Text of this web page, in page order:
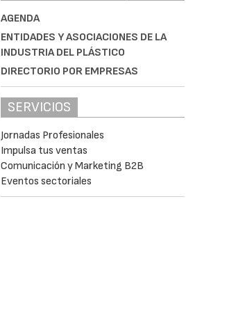
AGENDA
ENTIDADES Y ASOCIACIONES DE LA
INDUSTRIA DEL PLÁSTICO
DIRECTORIO POR EMPRESAS
SERVICIOS
Jornadas Profesionales
Impulsa tus ventas
Comunicación y Marketing B2B
Eventos sectoriales